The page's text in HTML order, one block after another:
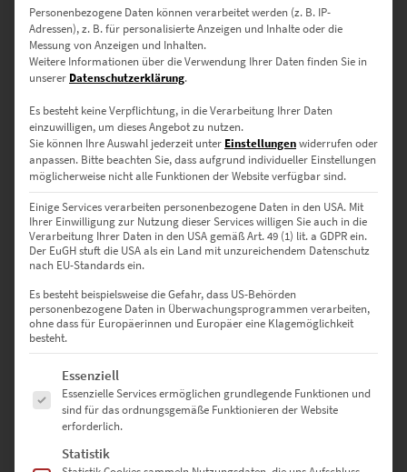
Praxen
120 × 40 cm
– Harmonisches Format für Wohnräume oder
architektonisch geplante Office-Lösungen
150 × 50 cm– Beeindruckender Blickfang für Konferenzräume,
Hotellobbys oder großzügige Wände mit Fernsicht
Sonderformate sind auf Anfrage möglich – nutze dazu einfach
unserKontaktformular
Warum hochwertige-wandbilder.de?
✅ Direkt vom Fotografen – keine Zwischenhändler
✅ Individuell gefertigt in Deutschland
✅ Auswahl aus drei edlen Ausführungen
✅ Sicher verpackt & schnell versendet
✅ Regional einzigartig – Stuttgart Heslach bei Nacht aus
Personenbezogene Daten können verarbeitet werden (z. B. IP-
Adressen), z. B. für personalisierte Anzeigen und Inhalte oder die
Messung von Anzeigen und Inhalten.
Weitere Informationen über die Verwendung Ihrer Daten finden Sie in
unserer Datenschutzerklärung.
Es besteht keine Verpflichtung, in die Verarbeitung Ihrer Daten
einzuwilligen, um dieses Angebot zu nutzen.
Sie können Ihre Auswahl jederzeit unter Einstellungenwiderrufen oder
anpassen. Bitte beachten Sie, dass aufgrund individueller Einstellungen
möglicherweise nicht alle Funktionen der Website verfügbar sind.
Einige Services verarbeiten personenbezogene Daten in den USA. Mit
Ihrer Einwilligung zur Nutzung dieser Services willigen Sie auch in die
Verarbeitung Ihrer Daten in den USA gemäß Art. 49 (1) lit. a GDPR ein.
Der EuGH stuft die USA als ein Land mit unzureichendem Datenschutz
nach EU-Standards ein.
Es besteht beispielsweise die Gefahr, dass US-Behörden
personenbezogene Daten in Überwachungsprogrammen verarbeiten,
ohne dass für Europäerinnen und Europäer eine Klagemöglichkeit
besteht.
Es folgt eine Liste der Service-Gruppen, für die eine Einwilligung
Essenziell
Essenzielle Services ermöglichen grundlegende Funktionen und
sind für das ordnungsgemäße Funktionieren der Website
erforderlich.
Statistik